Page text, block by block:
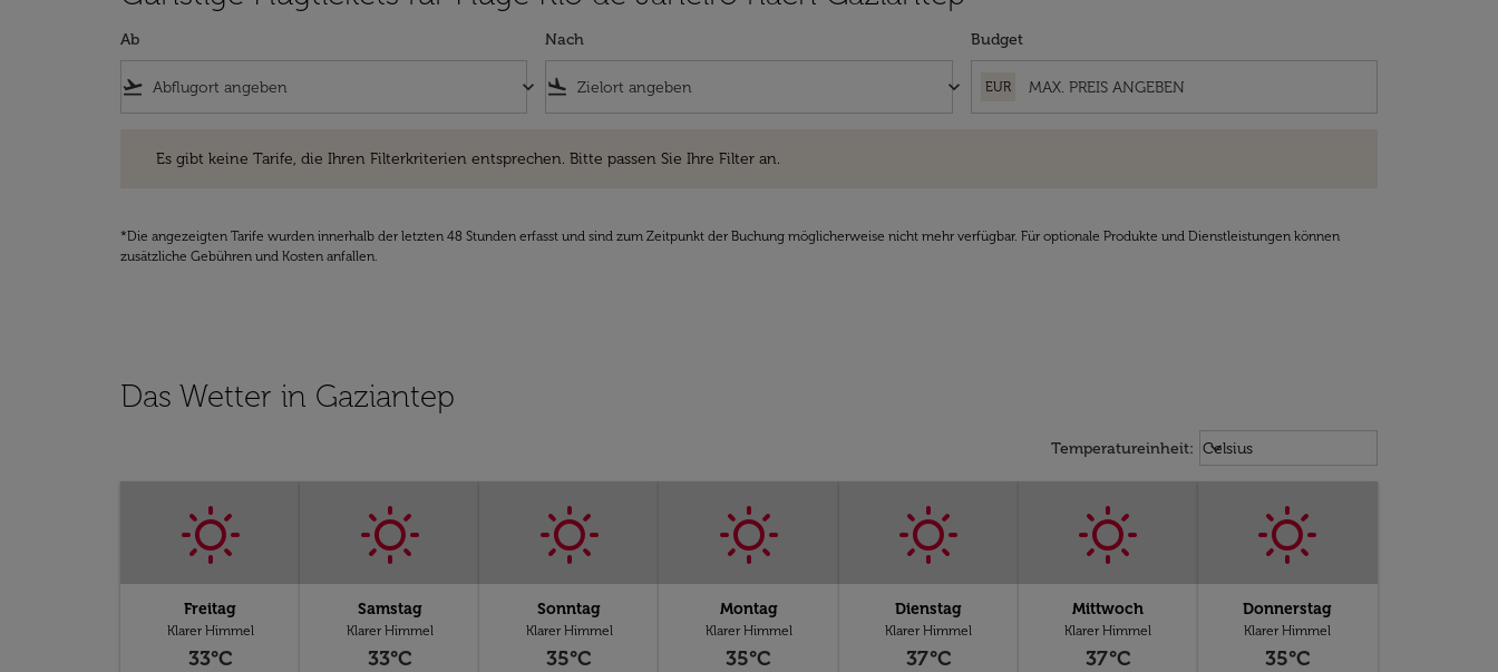
Ab
flight_takeoff keyboard_arrow_down
Nach
flight_land keyboard_arrow_down
Budget
EUR
Es gibt keine Tarife, die Ihren Filterkriterien entsprechen. Bitte passen Sie Ihre Filter an.
*Die angezeigten Tarife wurden innerhalb der letzten 48 Stunden erfasst und sind zum Zeitpunkt der Buchung möglicherweise nicht mehr verfügbar. Für optionale Produkte und Dienstleistungen können
zusätzliche Gebühren und Kosten anfallen.
Das Wetter in Gaziantep
Temperatureinheit: Weather unit option Celsius
Celsius
keyboard_arrow_down
Freitag
Klarer Himmel
33°C
Samstag
Klarer Himmel
33°C
Sonntag
Klarer Himmel
35°C
Montag
Klarer Himmel
35°C
Dienstag
Klarer Himmel
37°C
Mittwoch
Klarer Himmel
37°C
Donnerstag
Klarer Himmel
35°C